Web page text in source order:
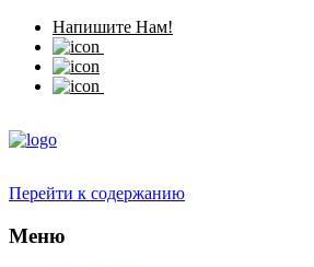
Напишите Нам!
Перейти к содержанию
Меню